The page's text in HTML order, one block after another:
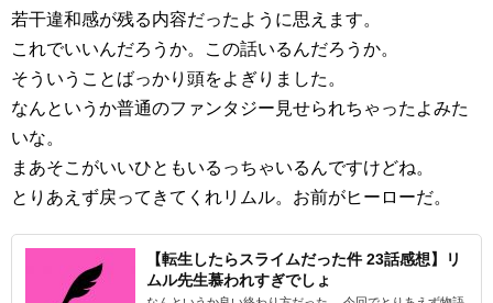
若干違和感が残る内容だったように思えます。
これでいいんだろうか。この話いるんだろうか。
そういうことばっかり頭をよぎりました。
なんというか普通のファンタジー見せられちゃったよみた
いな。
まあそこがいいひともいるっちゃいるんですけどね。
とりあえず戻ってきてくれリムル。お前がヒーローだ。
【転生したらスライムだった件 23話感想】リ
ムル先生慕われすぎでしょ